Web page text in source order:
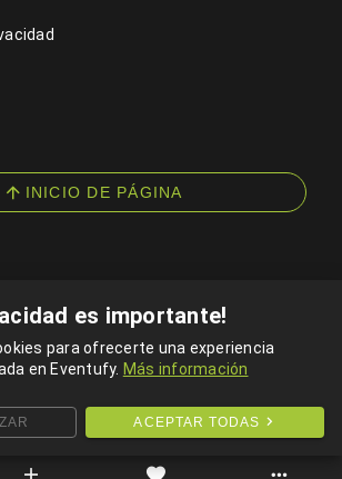
es importante!
para ofrecerte una experiencia
en Eventufy. Más información
ACEPTAR TODAS
INICIO DE PÁGINA